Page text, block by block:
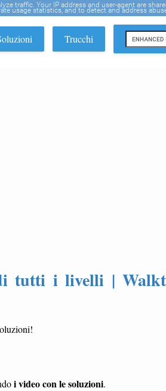
Trucchi
tutti i livelli |
i video con le soluzioni.
traffic. Your IP address and user-agent are
usage statistics, and to detect and address